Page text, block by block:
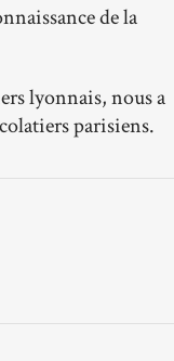
de la
lyonnais, nous a
parisiens.